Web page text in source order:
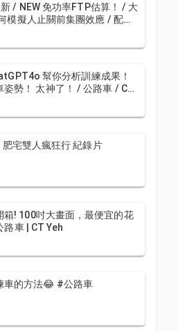
FTP估算！ / 大
模擬人止關前集團效應 / 配速
賽事行事曆 / 公路車 / CT
幫你分析訓練成果！
姿勢！ 太神了！ / 公路車 / CT
宅雙人瘋狂行 紀錄片
箱! 100吋大畫面，最便宜的花
費? 居然還能K歌!? | 公路車 | CT Yeh
車的方法😂 #公路車